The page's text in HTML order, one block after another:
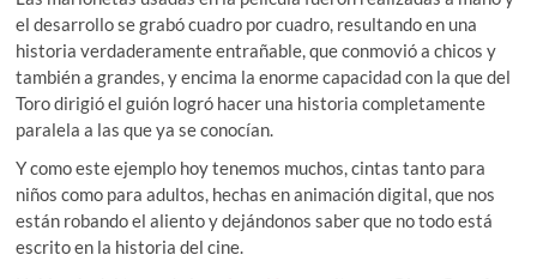
el desarrollo se grabó cuadro por cuadro, resultando en una
historia verdaderamente entrañable, que conmovió a chicos y
también a grandes, y encima la enorme capacidad con la que del
Toro dirigió el guión logró hacer una historia completamente
paralela a las que ya se conocían.
Y como este ejemplo hoy tenemos muchos, cintas tanto para
niños como para adultos, hechas en animación digital, que nos
están robando el aliento y dejándonos saber que no todo está
escrito en la historia del cine.